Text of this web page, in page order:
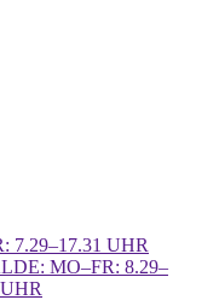
7.29–17.31 UHR
MO–FR: 8.29–